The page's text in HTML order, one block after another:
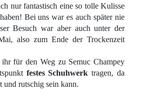
nur fantastisch eine so tolle Kulisse
Bei uns war es auch später nie
Besuch war aber auch unter der
also zum Ende der Trockenzeit
für den Weg zu Semuc Champey
festes Schuhwerk tragen, da
und rutschig sein kann.